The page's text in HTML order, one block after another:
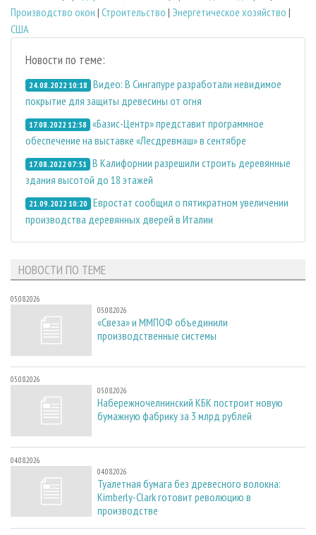
Производство окон | Строительство | Энергетическое хозяйство |
США
Новости по теме:
24.08.2022 10:18 Видео: В Сингапуре разработали невидимое
покрытие для защиты древесины от огня
17.08.2022 12:58 «Базис-Центр» представит программное
обеспечение на выставке «Лесдревмаш» в сентябре
17.08.2022 07:51 В Калифорнии разрешили строить деревянные
здания высотой до 18 этажей
21.09.2022 10:20 Евростат сообщил о пятикратном увеличении
производства деревянных дверей в Италии
НОВОСТИ ПО ТЕМЕ
05.08.2026
05.08.2026
«Свеза» и ММПОФ объединили
производственные системы
05.08.2026
05.08.2026
Набережночелнинский КБК построит новую
бумажную фабрику за 3 млрд рублей
04.08.2026
04.08.2026
Туалетная бумага без древесного волокна:
Kimberly-Clark готовит революцию в
производстве